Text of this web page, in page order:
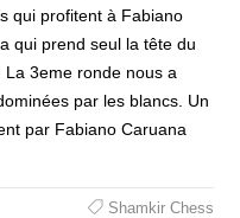
qui profitent à Fabiano
qui prend seul la tête du
La 3eme ronde nous a
par les blancs. Un
par Fabiano Caruana
Shamkir Chess